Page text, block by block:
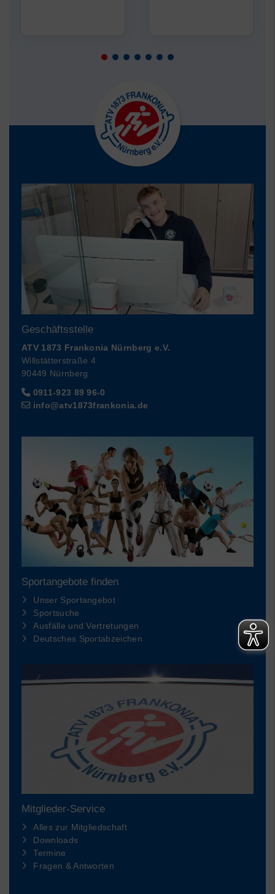
Geschäftsstelle
ATV 1873 Frankonia Nürnberg e.V.
Willstätterstraße 4
90449 Nürnberg
0911-923 89 96-0
info@atv1873frankonia.de
Sportangebote finden
Unser Sportangebot
Sportsuche
Ausfälle und Vertretungen
Deutsches Sportabzeichen
Mitglieder-Service
Alles zur Mitgliedschaft
Downloads
Termine
Fragen & Antworten